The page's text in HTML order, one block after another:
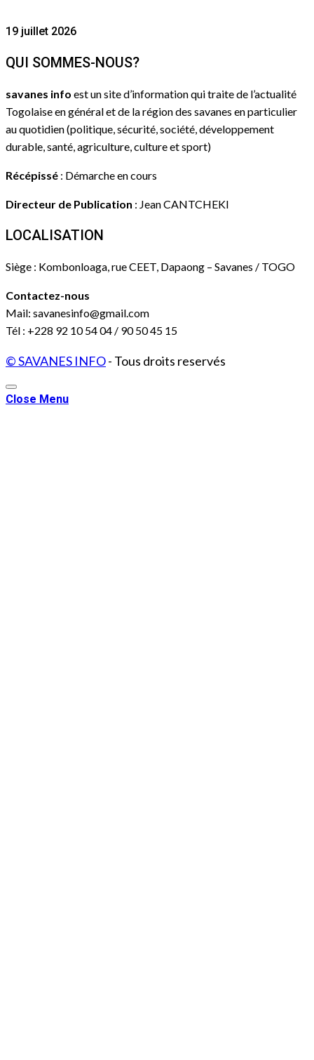
19 juillet 2026
QUI SOMMES-NOUS?
savanes info est un site d’information qui traite de l’actualité
Togolaise en général et de la région des savanes en particulier
au quotidien (politique, sécurité, société, développement
durable, santé, agriculture, culture et sport)
Récépissé : Démarche en cours
Directeur de Publication : Jean CANTCHEKI
LOCALISATION
Siège : Kombonloaga, rue CEET, Dapaong – Savanes / TOGO
Contactez-nous
Mail: savanesinfo@gmail.com
Tél : +228 92 10 54 04 / 90 50 45 15
© SAVANES INFO- Tous droits reservés
Close Menu